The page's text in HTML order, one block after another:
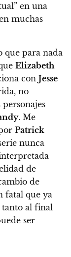
en una
muchas
que para nada
Elizabeth
con Jesse
no
. Me
Patrick
nunca
de
de
fatal que ya
al final
ser